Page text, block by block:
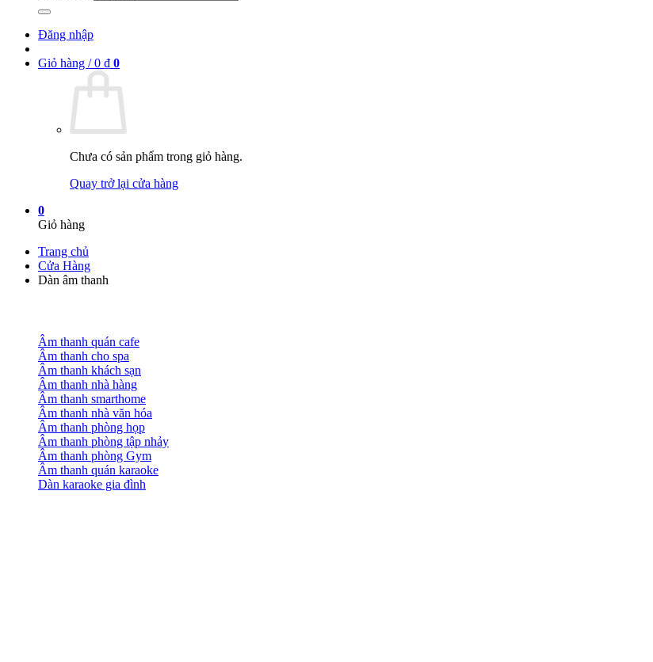
Đăng nhập
Giỏ hàng /0 ₫ 0
Chưa có sản phẩm trong giỏ hàng.
Quay trở lại cửa hàng
0
Giỏ hàng
Trang chủ
Cửa Hàng
Dàn âm thanh
Âm thanh quán cafe
Âm thanh cho spa
Âm thanh khách sạn
Âm thanh nhà hàng
Âm thanh smarthome
Âm thanh nhà văn hóa
Âm thanh phòng họp
Âm thanh phòng tập nhảy
Âm thanh phòng Gym
Âm thanh quán karaoke
Dàn karaoke gia đình